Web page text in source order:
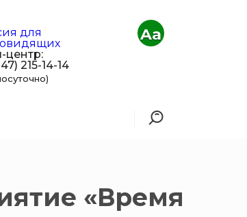
для
центр:
215-14-14
Aa
«Время